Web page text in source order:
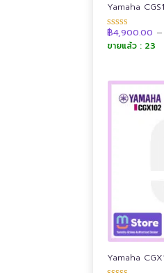
Yamaha
ให้คะแนน
ตั้งแต่ 1-5
฿4,900.00 –
ขายแล้ว : 23
Yamaha